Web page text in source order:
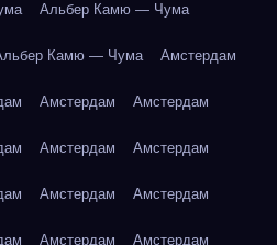
Альбер Камю — Чума
Камю — Чума Амстердам
Амстердам Амстердам
Амстердам Амстердам
Амстердам Амстердам
Амстердам Амстердам